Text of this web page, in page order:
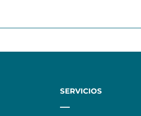
SERVICIOS